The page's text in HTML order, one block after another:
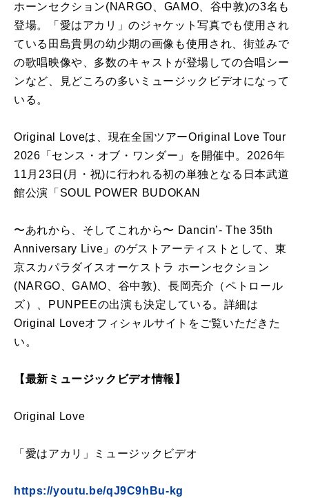
ホーンセクション(NARGO、GAMO、谷中敦)の3名も
登場。「愛はアカリ」のジャケット写真でも使用され
ている田島貴男の幼少期の画像も使用され、街並みで
の歌唱映像や、多数のキャストが登場しての合唱シー
ンなど、見どころの多いミュージックビデオになって
いる。
Original Loveは、現在全国ツアーOriginal Love Tour
2026「センス・オブ・ワンダー」を開催中。2026年
11月23日(月・祝)に行われる初の単独となる日本武道
館公演「SOUL POWER BUDOKAN
〜あれから、そしてこれから〜 Dancin’- The 35th
Anniversary Live」のゲストアーティストとして、東
京スカパラダイスオーケストラ ホーンセクション
(NARGO、GAMO、谷中敦)、長岡亮介（ペトロール
ズ）、PUNPEEの出演も決定している。詳細は
Original Loveオフィシャルサイトをご覧いただきた
い。
【最新ミュージックビデオ情報】
Original Love
「愛はアカリ」ミュージックビデオ
https://youtu.be/qJ9C9hBu-kg